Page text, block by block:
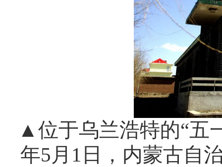
▲位于乌兰浩特的“五
年5月1日，内蒙古自